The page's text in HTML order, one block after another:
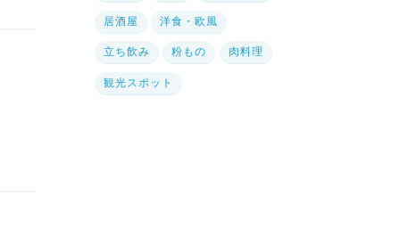
居酒屋 洋食・欧風
立ち飲み 粉もの 肉料理
観光スポット